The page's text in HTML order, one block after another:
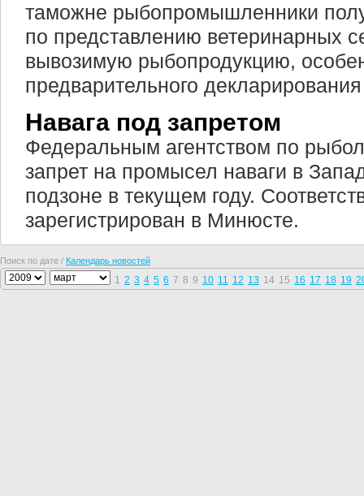
таможне рыбопромышленники
по представлению ветеринарных
вывозимую рыбопродукцию,
предварительного
Навага под запретом
Федеральным агентством по
запрет на промысел наваги в
подзоне в текущем году.
зарегистрирован в Минюсте.
Поиск по дате / Календарь новостей
1 2 3 4 5 6 7 8 9 10 11 12 13 14 15 16 17 18 19